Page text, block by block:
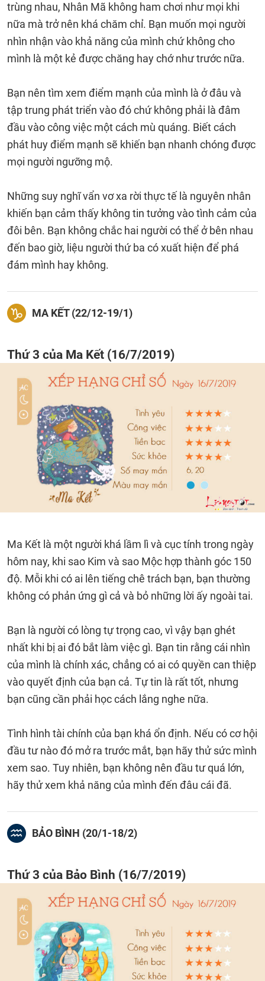
trùng nhau, Nhân Mã không ham chơi như mọi khi
nữa mà trở nên khá chăm chỉ. Bạn muốn mọi người
nhìn nhận vào khả năng của mình chứ không cho
mình là một kẻ được chăng hay chớ như trước nữa.
Bạn nên tìm xem điểm mạnh của mình là ở đâu và
tập trung phát triển vào đó chứ không phải là đâm
đầu vào công việc một cách mù quáng. Biết cách
phát huy điểm mạnh sẽ khiến bạn nhanh chóng được
mọi người ngưỡng mộ.
Những suy nghĩ vẩn vơ xa rời thực tế là nguyên nhân
khiến bạn cảm thấy không tin tưởng vào tình cảm của
đôi bên. Bạn không chắc hai người có thể ở bên nhau
đến bao giờ, liệu người thứ ba có xuất hiện để phá
đám mình hay không.
MA KẾT (22/12-19/1)
Thứ 3 của Ma Kết (16/7/2019)
Ma Kết là một người khá lầm lì và cục tính trong ngày
hôm nay, khi sao Kim và sao Mộc hợp thành góc 150
độ. Mỗi khi có ai lên tiếng chê trách bạn, bạn thường
không có phản ứng gì cả và bỏ những lời ấy ngoài tai.
Bạn là người có lòng tự trọng cao, vì vậy bạn ghét
nhất khi bị ai đó bắt làm việc gì. Bạn tin rằng cái nhìn
của mình là chính xác, chẳng có ai có quyền can thiệp
vào quyết định của bạn cả. Tự tin là rất tốt, nhưng
bạn cũng cần phải học cách lắng nghe nữa.
Tình hình tài chính của bạn khá ổn định. Nếu có cơ hội
đầu tư nào đó mở ra trước mắt, bạn hãy thử sức mình
xem sao. Tuy nhiên, bạn không nên đầu tư quá lớn,
hãy thử xem khả năng của mình đến đâu cái đã.
BẢO BÌNH (20/1-18/2)
Thứ 3 của Bảo Bình (16/7/2019)